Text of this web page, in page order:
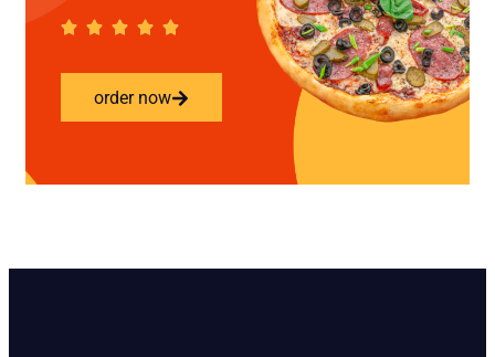
order now